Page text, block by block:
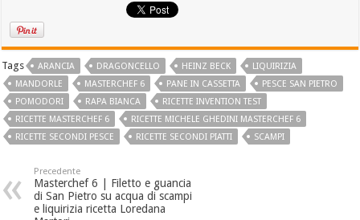
Tags ARANCIA DRAGONCELLO HEINZ BECK
LIQUIRIZIA
MANDORLE
MASTERCHEF 6 PANE IN CASSETTA
PESCE SAN PIETRO
POMODORI
RAPA BIANCA
RICETTE INVENTION TEST
RICETTE MASTERCHEF 6
RICETTE MICHELE GHEDINI MASTERCHEF 6
RICETTE SECONDI PESCE
RICETTE SECONDI PIATTI SCAMPI
Precedente
Masterchef 6 | Filetto e guancia
di San Pietro su acqua di scampi
e liquirizia ricetta Loredana